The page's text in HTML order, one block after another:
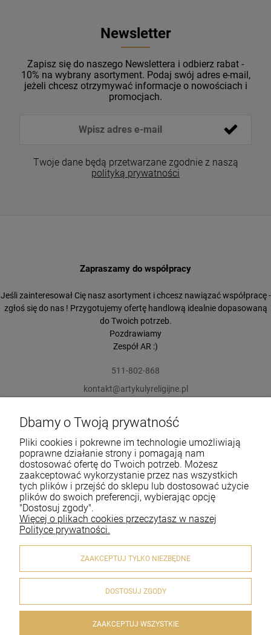
Newsletter
Zapisz się do naszego Newslettera i odbierz rabat -
10% na wybrany asortyment. Podaj swój adres e-mail,
jeżeli chcesz otrzymywać informacje o nowościach i
promocjach.
Twoje dane będą przetwarzane zgodnie z naszą
polityką prywatności
Zapraszamy do współpracy
Jeśli zainteresował Cię nasz asortyment i chcesz nawiązać współpracę -
zgłoś się do nas ! Przygotujemy ofertę handlową idealnie dopasowaną
do Twoich potrzeb.
Pozdrawiamy
Zespół AR :)
511-802-868
kontakt@artykulyreligijne.pl
Pomoc
Moje konto
Płatności i dostawa
Informacje
O nas
© 2020 artykulyreligijne.pl . Wszelkie prawa zastrzeżone.
Styl graficzny i aplikacje ShopGadget.pl
Sklep internetowy
Dbamy o Twoją prywatność
Pliki cookies i pokrewne im technologie umożliwiają
poprawne działanie strony i pomagają nam
dostosować ofertę do Twoich potrzeb. Możesz
zaakceptować wykorzystanie przez nas wszystkich
tych plików i przejść do sklepu lub dostosować użycie
plików do swoich preferencji, wybierając opcję
"Dostosuj zgody".
Więcej o plikach cookies przeczytasz w naszej
Polityce prywatności.
ZAAKCEPTUJ TYLKO NIEZBĘDNE
DOSTOSUJ ZGODY
ZAAKCEPTUJ WSZYSTKIE